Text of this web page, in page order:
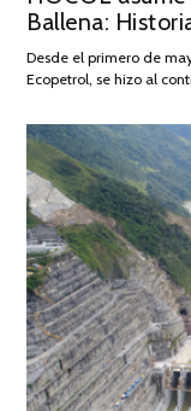
Ballena:
Desde el primero de
Ecopetrol, se hizo al